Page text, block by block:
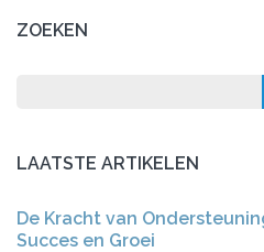
ZOEKEN
LAATSTE ARTIKELEN
De Kracht van
Succes en Groei